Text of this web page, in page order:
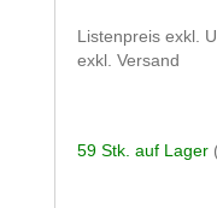
Listenpreis exkl.
exkl. Versand
59 Stk. auf Lager